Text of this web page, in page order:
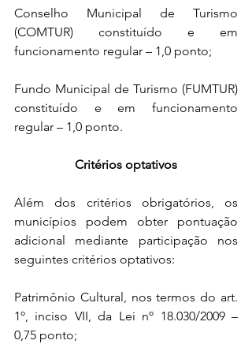
Conselho Municipal de Turismo
(COMTUR) constituído e em
funcionamento regular – 1,0 ponto;
Fundo Municipal de Turismo (FUMTUR)
constituído e em funcionamento
regular – 1,0 ponto.
Critérios optativos
Além dos critérios obrigatórios, os
municípios podem obter pontuação
adicional mediante participação nos
seguintes critérios optativos:
Patrimônio Cultural, nos termos do art.
1º, inciso VII, da Lei nº 18.030/2009 –
0,75 ponto;